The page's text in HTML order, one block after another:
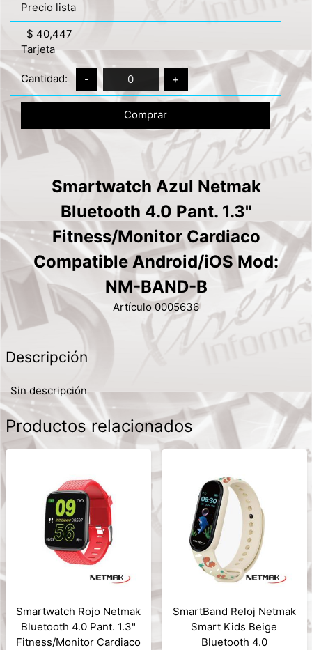
Precio lista
$ 40,447
Tarjeta
Cantidad: - 0 +
Comprar
Smartwatch Azul Netmak
Bluetooth 4.0 Pant. 1.3"
Fitness/Monitor Cardiaco
Compatible Android/iOS Mod:
NM-BAND-B
Artículo 0005636
Descripción
Sin descripción
Productos relacionados
Smartwatch Rojo Netmak
Bluetooth 4.0 Pant. 1.3"
Fitness/Monitor Cardiaco
SmartBand Reloj Netmak
Smart Kids Beige
Bluetooth 4.0